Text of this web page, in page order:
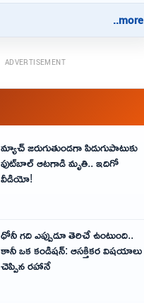
..more
ADVERTISEMENT
మ్యాచ్ జరుగుతుండగా పిడుగుపాటుకు
ఫుట్‌బాల్ ఆటగాడి మృతి.. ఇదిగో
వీడియో!
ధోనీ గది ఎప్పుడూ తెరిచే ఉంటుంది..
కానీ ఒక కండిషన్: ఆసక్తికర విషయాలు
చెప్పిన రహానే